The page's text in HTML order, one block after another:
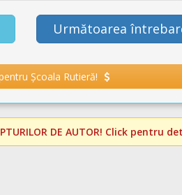
Următoarea
Școala Rutieră!
DE AUTOR! Click pentru